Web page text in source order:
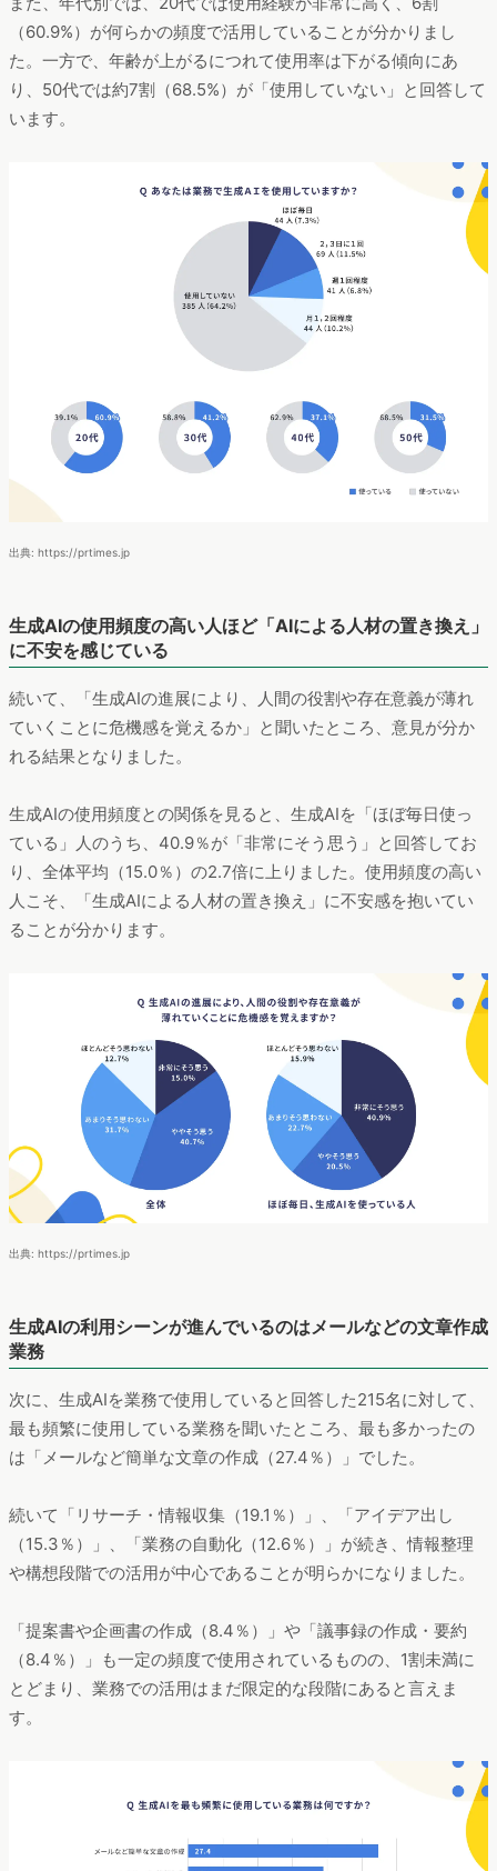
（60.9%）が何らかの頻度で活用していることが分かりまし
た。一方で、年齢が上がるにつれて使用率は下がる傾向にあ
り、50代では約7割（68.5%）が「使用していない」と回答して
います。
出典: https://prtimes.jp
生成AIの使用頻度の高い人ほど「AIによる人材の置き換え」
に不安を感じている
続いて、「生成AIの進展により、人間の役割や存在意義が薄れ
ていくことに危機感を覚えるか」と聞いたところ、意見が分か
れる結果となりました。
生成AIの使用頻度との関係を見ると、生成AIを「ほぼ毎日使っ
ている」人のうち、40.9％が「非常にそう思う」と回答してお
り、全体平均（15.0％）の2.7倍に上りました。使用頻度の高い
人こそ、「生成AIによる人材の置き換え」に不安感を抱いてい
ることが分かります。
出典: https://prtimes.jp
生成AIの利用シーンが進んでいるのはメールなどの文章作成
業務
次に、生成AIを業務で使用していると回答した215名に対して、
最も頻繁に使用している業務を聞いたところ、最も多かったの
は「メールなど簡単な文章の作成（27.4％）」でした。
続いて「リサーチ・情報収集（19.1％）」、「アイデア出し
（15.3％）」、「業務の自動化（12.6％）」が続き、情報整理
や構想段階での活用が中心であることが明らかになりました。
「提案書や企画書の作成（8.4％）」や「議事録の作成・要約
（8.4％）」も一定の頻度で使用されているものの、1割未満に
とどまり、業務での活用はまだ限定的な段階にあると言えま
す。